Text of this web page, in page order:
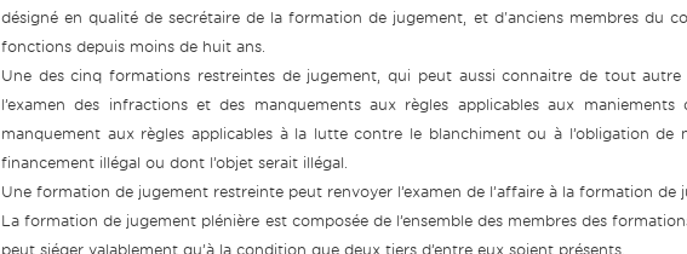
désigné en qualité de secrétaire de la formation de jugement, et d'anciens membres du
fonctions depuis moins de huit ans.
Une des cinq formations restreintes de jugement, qui peut aussi connaitre de tout autre
l’examen des infractions et des manquements aux règles applicables aux
manquement aux règles applicables à la lutte contre le blanchiment ou à l’obligation de
financement illégal ou dont l’objet serait illégal.
Une formation de jugement restreinte peut renvoyer l’examen de l’affaire à la formation de
La formation de jugement plénière est composée de l’ensemble des membres des
peut siéger valablement qu’à la condition que deux tiers d’entre eux soient présents.